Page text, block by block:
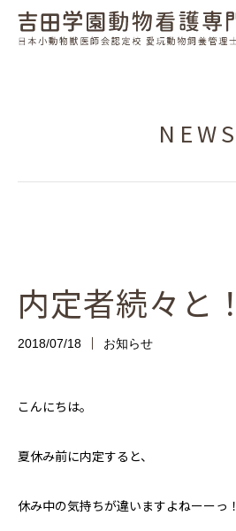
NEWS
内定者続々と！
2018/07/18 お知らせ
こんにちは。
夏休み前に内定すると、
休み中の気持ちが違いますよねーーっ！